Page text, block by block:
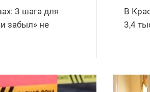
3 шага для
забыл» не
В
3,4